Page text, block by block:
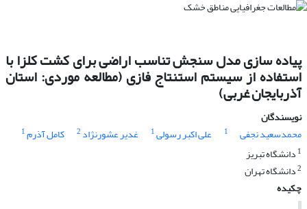
پیاده سازی مدل سنجش تناسب اراضی برای کشت کلزا با
استفاده از سیستم استنتاج فازی (مطالعه موردی: استان
آذربایجان غربی)
نویسندگان
محمدسعید نجفی
1 علی اکبر رسولی1 غدیر عشورنژاد 2 کامل آذرم1
1 دانشگاه تبریز
2دانشگاه تهران
چکیده